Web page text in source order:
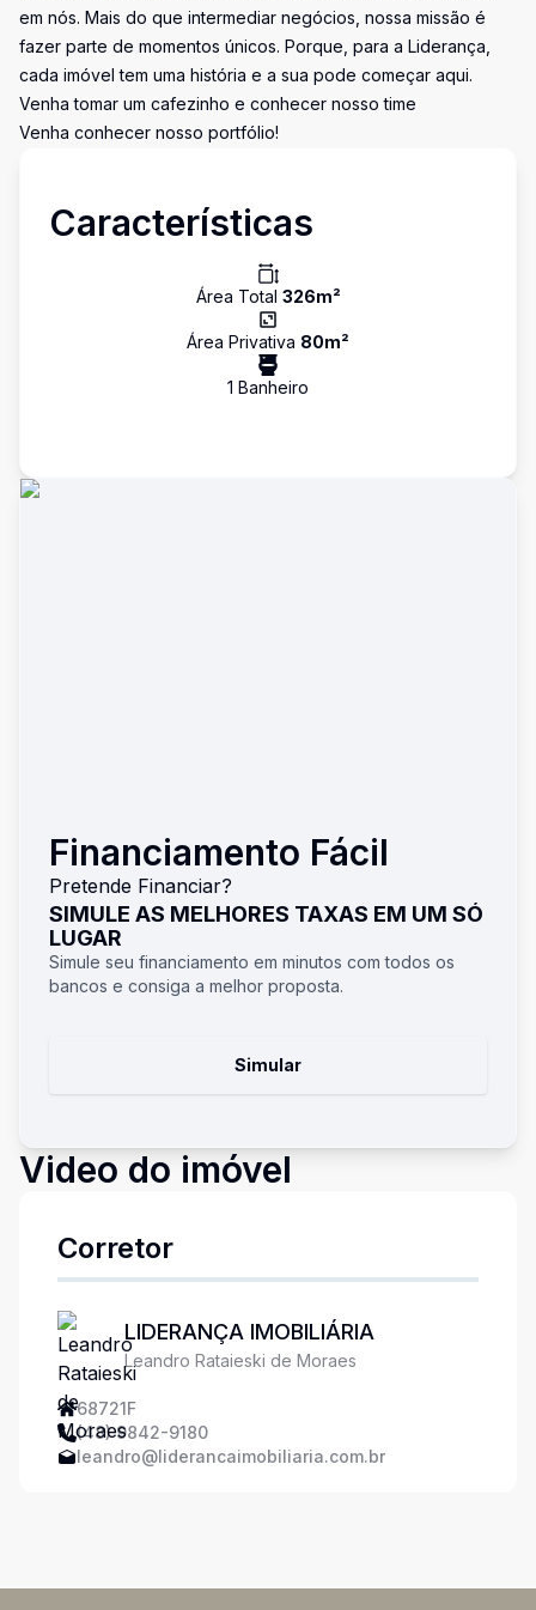
em nós. Mais do que intermediar negócios, nossa missão é
fazer parte de momentos únicos. Porque, para a Liderança,
cada imóvel tem uma história e a sua pode começar aqui.
Venha tomar um cafezinho e conhecer nosso time
Venha conhecer nosso portfólio!
Características
Área Total 326m²
Área Privativa 80m²
1 Banheiro
Financiamento Fácil
Pretende Financiar?
SIMULE AS MELHORES TAXAS EM UM SÓ
LUGAR
Simule seu financiamento em minutos com todos os
bancos e consiga a melhor proposta.
Simular
Video do imóvel
Corretor
LIDERANÇA IMOBILIÁRIA
Leandro Rataieski de Moraes
68721F
(48) 9842-9180
leandro@liderancaimobiliaria.com.br